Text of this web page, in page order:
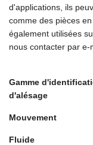
d'applications, ils
comme des pièces
également utilisées
nous contacter par
Gamme
d'alésage
Mouvement
Fluide